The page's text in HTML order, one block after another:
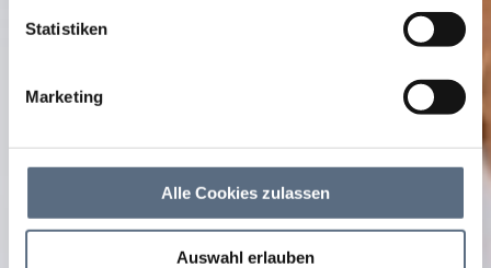
Statistiken
Marketing
Alle Cookies zulassen
Auswahl erlauben